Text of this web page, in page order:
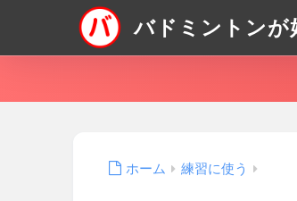
バドミントンが
ホーム 練習に使う